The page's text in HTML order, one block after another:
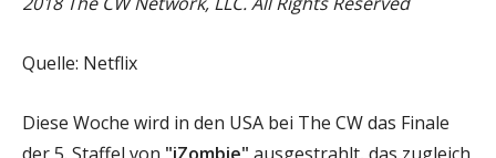
Quelle: Netflix
Diese Woche wird in den USA bei The CW das Finale
der 5. Staffel von "iZombie" ausgestrahlt, das zugleich